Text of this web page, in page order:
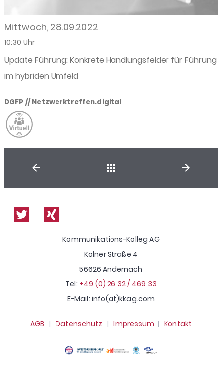
Mittwoch, 28.09.2022
10:30 Uhr
Update Führung: Konkrete Handlungsfelder für Führung
im hybriden Umfeld
DGFP // Netzwerktreffen.digital
Kommunikations-Kolleg AG
Kölner Straße 4
56626 Andernach
Tel: +49 (0) 26 32 / 469 33
E-Mail: info(at)kkag.com
AGB |Datenschutz |Impressum |Kontakt